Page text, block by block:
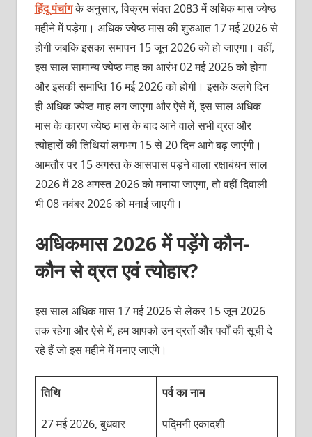
हिंदू पंचांगके अनुसार, विक्रम संवत 2083 में अधिक मास ज्येष्ठ
महीने में पड़ेगा। अधिक ज्येष्ठ मास की शुरुआत 17 मई 2026 से
होगी जबकि इसका समापन 15 जून 2026 को हो जाएगा। वहीं,
इस साल सामान्य ज्येष्ठ माह का आरंभ 02 मई 2026 को होगा
और इसकी समाप्ति 16 मई 2026 को होगी। इसके अलगे दिन
ही अधिक ज्येष्ठ माह लग जाएगा और ऐसे में, इस साल अधिक
मास के कारण ज्येष्ठ मास के बाद आने वाले सभी व्रत और
त्योहारों की तिथियां लगभग 15 से 20 दिन आगे बढ़ जाएंगी।
आमतौर पर 15 अगस्त के आसपास पड़ने वाला रक्षाबंधन साल
2026 में 28 अगस्त 2026 को मनाया जाएगा, तो वहीं दिवाली
भी 08 नवंबर 2026 को मनाई जाएगी।
अधिकमास 2026 में पड़ेंगे कौन-
कौन से व्रत एवं त्योहार?
इस साल अधिक मास 17 मई 2026 से लेकर 15 जून 2026
तक रहेगा और ऐसे में, हम आपको उन व्रतों और पर्वों की सूची दे
रहे हैं जो इस महीने में मनाए जाएंगे।
तिथि पर्व का नाम
27 मई 2026, बुधवार पद्मिनी एकादशी